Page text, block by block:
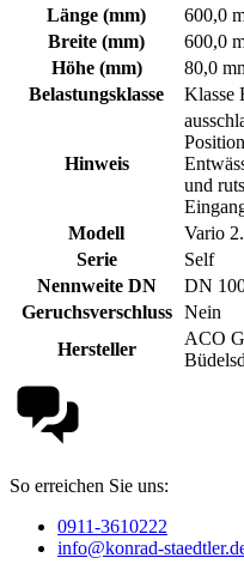
Länge (mm)
600,0
Breite (mm)
600,0
Höhe (mm)
80,0
Belastungsklasse
Klasse
Hinweis
und
Modell
Vario
Serie
Self
Nennweite DN
DN
Geruchsverschluss
Nein
Hersteller
ACO
So erreichen Sie uns:
0911-3610222
info@konrad-